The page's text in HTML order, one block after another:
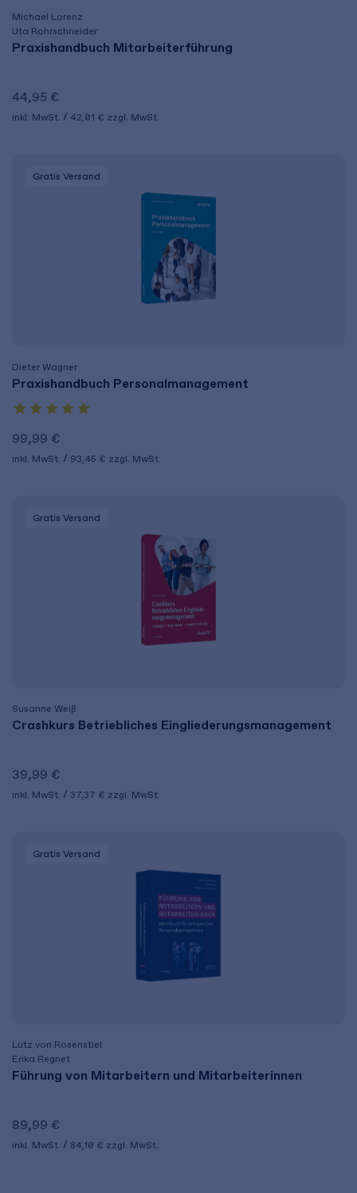
Michael Lorenz
Uta Rohrschneider
Praxishandbuch Mitarbeiterführung
44,95 €
inkl. MwSt. 42,01 € zzgl. MwSt.
Gratis Versand
Dieter Wagner
Praxishandbuch Personalmanagement
99,99 €
inkl. MwSt. 93,45 € zzgl. MwSt.
Gratis Versand
Susanne Weiß
Crashkurs Betriebliches Eingliederungs­management
39,99 €
inkl. MwSt. 37,37 € zzgl. MwSt.
Gratis Versand
Lutz von Rosenstiel
Erika Regnet
Führung von Mitarbeitern und Mitarbeiterinnen
89,99 €
inkl. MwSt. 84,10 € zzgl. MwSt.